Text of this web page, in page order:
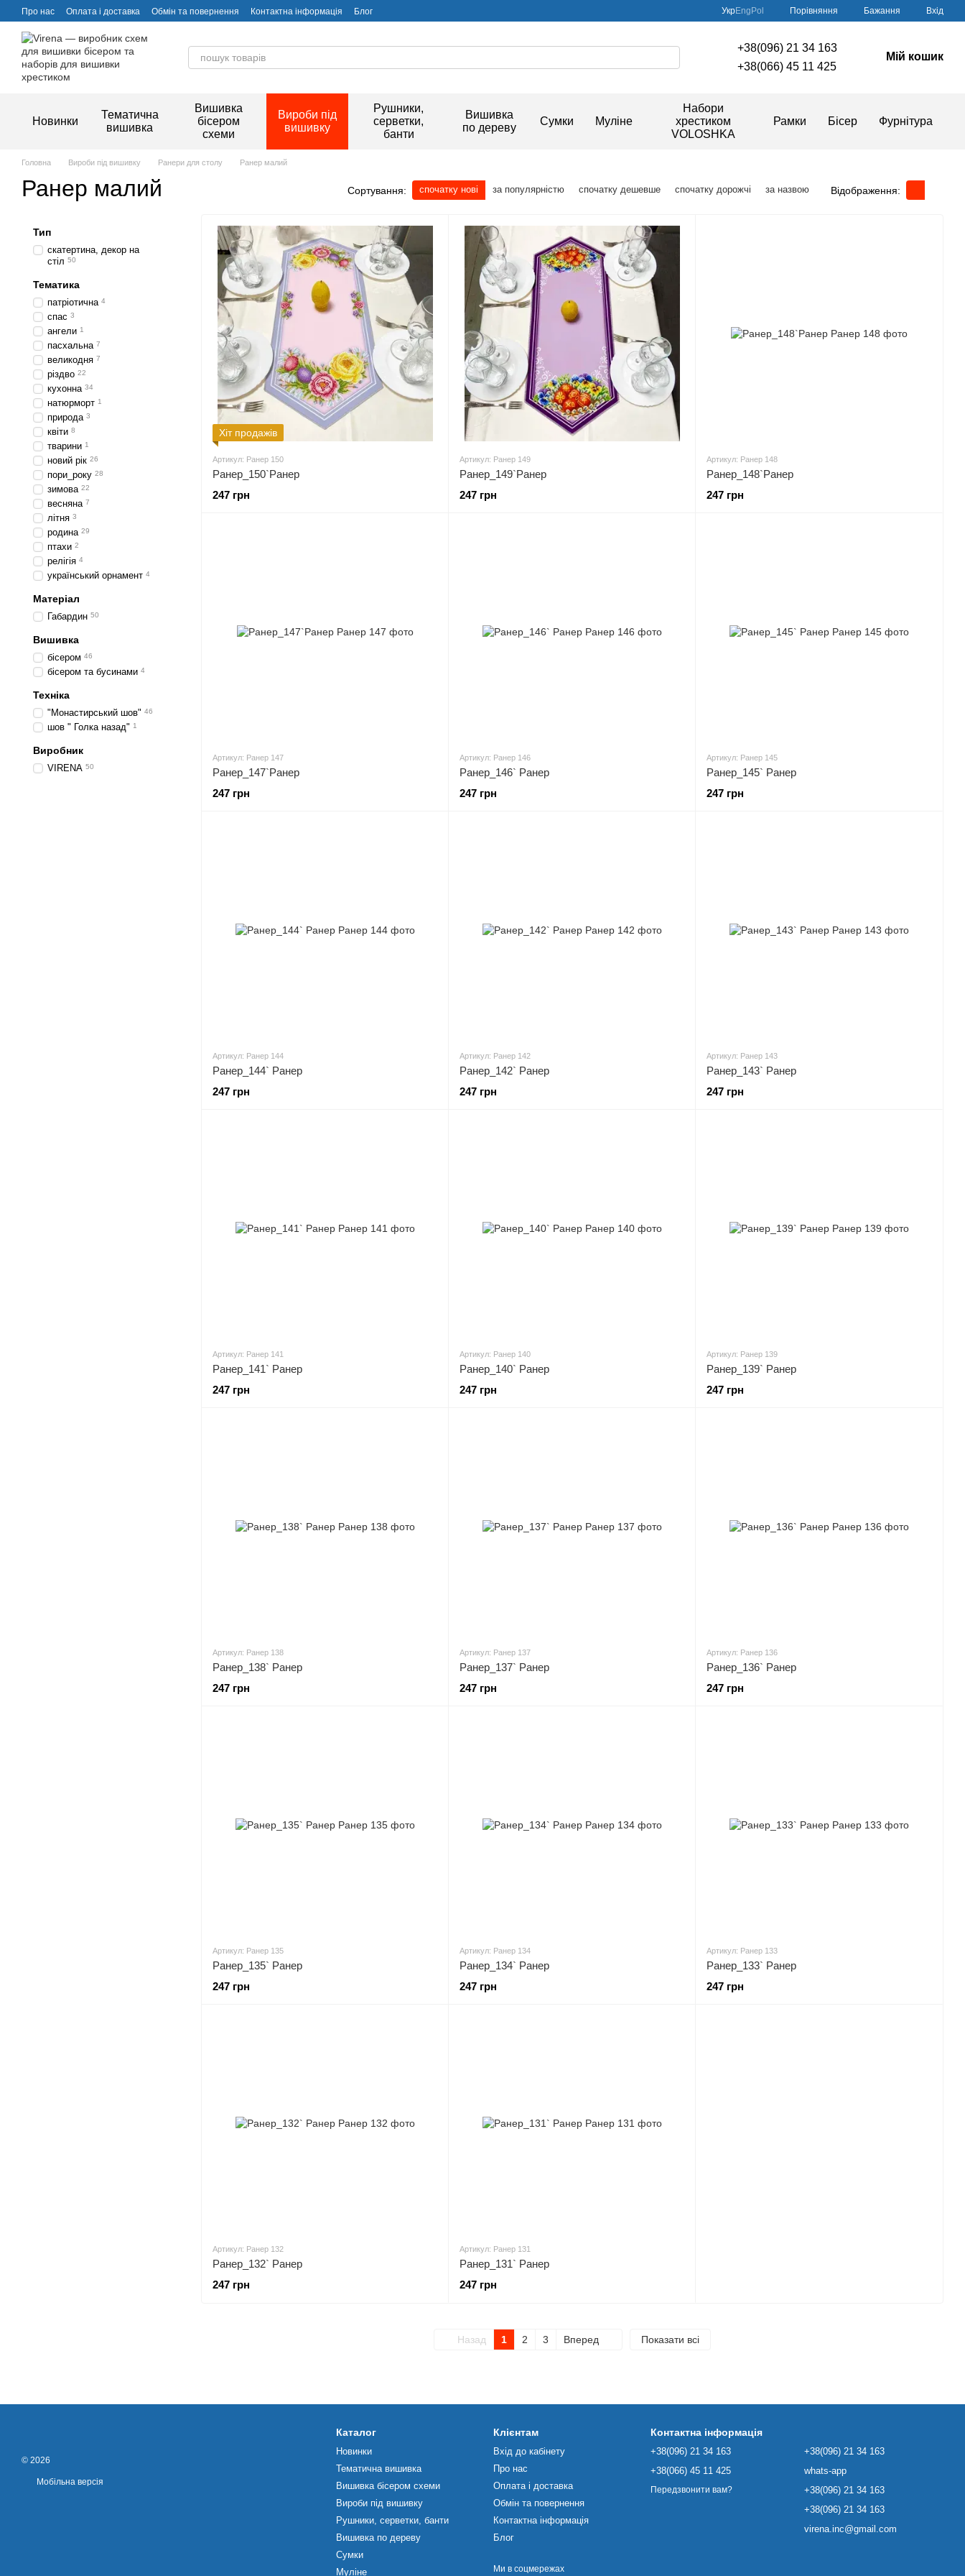
Перейти до основного контенту
Про нас Оплата і доставка Обмін та повернення Контактна інформація Блог УкрEng Pol Порівняння Бажання Вхід
+38(096) 21 34 163
+38(066) 45 11 425
Мій кошик
Новинки
Тематична
вишивка
Вишивка
бісером
схеми
Вироби під
вишивку
Рушники,
серветки,
банти
Вишивка
по дереву
Сумки Муліне
Набори
хрестиком
VOLOSHKA
Рамки Бісер Фурнітура
Головна Вироби під вишивку Ранери для столу Ранер малий
Ранер малий Сортування: спочатку нові за популярністю спочатку дешевше спочатку дорожчі за назвою Відображення:
Хіт продажів
Артикул: Ранер 150
Ранер_150`Ранер
247 грн
Артикул: Ранер 149
Ранер_149`Ранер
247 грн
Артикул: Ранер 148
Ранер_148`Ранер
247 грн
Артикул: Ранер 147
Ранер_147`Ранер
247 грн
Артикул: Ранер 146
Ранер_146` Ранер
247 грн
Артикул: Ранер 145
Ранер_145` Ранер
247 грн
Артикул: Ранер 144
Ранер_144` Ранер
247 грн
Артикул: Ранер 142
Ранер_142` Ранер
247 грн
Артикул: Ранер 143
Ранер_143` Ранер
247 грн
Артикул: Ранер 141
Ранер_141` Ранер
247 грн
Артикул: Ранер 140
Ранер_140` Ранер
247 грн
Артикул: Ранер 139
Ранер_139` Ранер
247 грн
Артикул: Ранер 138
Ранер_138` Ранер
247 грн
Артикул: Ранер 137
Ранер_137` Ранер
247 грн
Артикул: Ранер 136
Ранер_136` Ранер
247 грн
Артикул: Ранер 135
Ранер_135` Ранер
247 грн
Артикул: Ранер 134
Ранер_134` Ранер
247 грн
Артикул: Ранер 133
Ранер_133` Ранер
247 грн
Артикул: Ранер 132
Ранер_132` Ранер
247 грн
Артикул: Ранер 131
Ранер_131` Ранер
247 грн
Назад 1 2 3 Вперед Показати всі
Тип
скатертина, декор на
стіл 50
Тематика
патріотична 4
спас 3
ангели 1
пасхальна 7
великодня 7
різдво 22
кухонна 34
натюрморт 1
природа 3
квіти 8
тварини 1
новий рік 26
пори_року 28
зимова 22
весняна 7
літня 3
родина 29
птахи 2
релігія 4
український орнамент 4
Матеріал
Габардин 50
Вишивка
бісером 46
бісером та бусинами 4
Техніка
"Монастирський шов" 46
шов " Голка назад" 1
Виробник
VIRENA 50
© 2026
Мобільна версія
Каталог
Новинки
Тематична вишивка
Вишивка бісером схеми
Вироби під вишивку
Рушники, серветки, банти
Вишивка по дереву
Сумки
Муліне
Клієнтам
Вхід до кабінету
Про нас
Оплата і доставка
Обмін та повернення
Контактна інформація
Блог
Ми в соцмережах
Контактна інформація
+38(096) 21 34 163
+38(066) 45 11 425
Передзвонити вам?
+38(096) 21 34 163
whats-app
+38(096) 21 34 163
+38(096) 21 34 163
virena.inc@gmail.com